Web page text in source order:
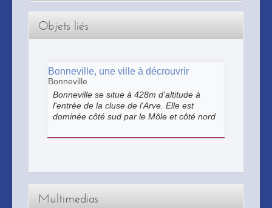
Objets liés
Bonneville, une ville à décrouvrir
Bonneville
Bonneville se situe à 428m d'altitude à
l'entrée de la cluse de l'Arve. Elle est
dominée côté sud par le Môle et côté nord
visites guidées de la ville pour en
Multimedias